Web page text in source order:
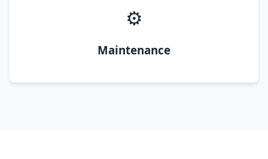
⚙️
Maintenance